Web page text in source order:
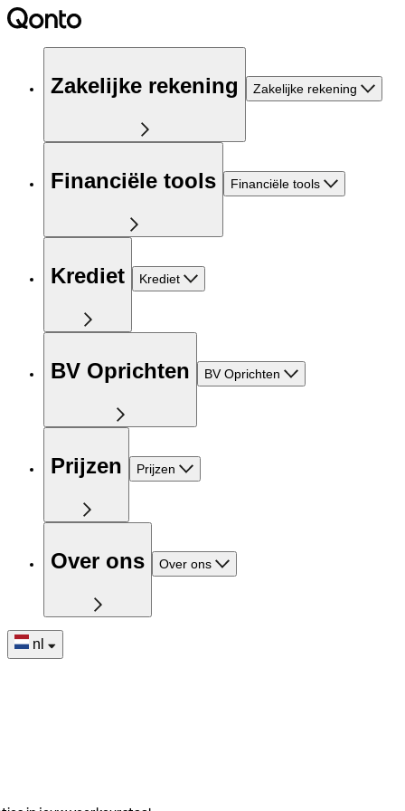
Zakelijke rekening Zakelijke rekening
Financiële tools Financiële tools
Krediet Krediet
BV Oprichten BV Oprichten
Prijzen Prijzen
Over ons Over ons
nl